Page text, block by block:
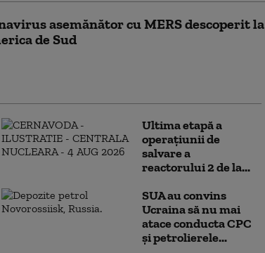
asemănător cu MERS descoperit la
de Sud
Ultima etapă a
operațiunii de
salvare a
reactorului 2 de la...
SUA au convins
Ucraina să nu mai
atace conducta CPC
şi petrolierele...